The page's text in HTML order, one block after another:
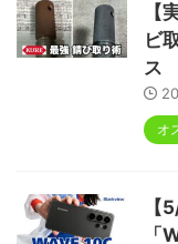
【
ビ
ス
オ
【
「